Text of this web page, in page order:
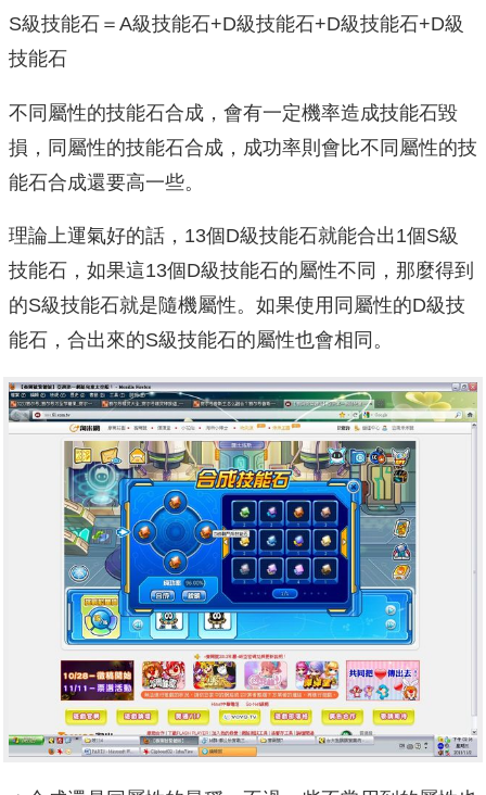
S級技能石＝A級技能石+D級技能石+D級技能石+D級
技能石
不同屬性的技能石合成，會有一定機率造成技能石毀
損，同屬性的技能石合成，成功率則會比不同屬性的技
能石合成還要高一些。
理論上運氣好的話，13個D級技能石就能合出1個S級
技能石，如果這13個D級技能石的屬性不同，那麼得到
的S級技能石就是隨機屬性。如果使用同屬性的D級技
能石，合出來的S級技能石的屬性也會相同。